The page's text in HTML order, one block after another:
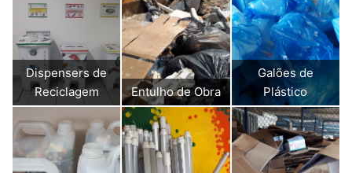
Dispensers de
Reciclagem
Entulho de Obra
Galões de
Plástico